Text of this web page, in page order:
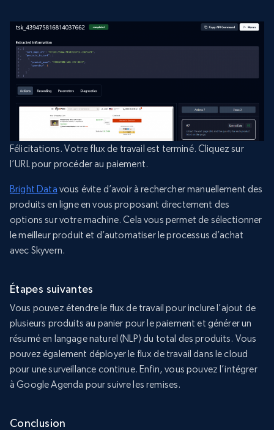
Félicitations. Votre flux de travail est terminé. Cliquez sur
l’URL pour procéder au paiement.
Bright Data vous évite d’avoir à rechercher manuellement des
produits en ligne en vous proposant directement des
options sur votre machine. Cela vous permet de sélectionner
le meilleur produit et d’automatiser le processus d’achat
avec Skyvern.
Étapes suivantes
Vous pouvez étendre le flux de travail pour inclure l’ajout de
plusieurs produits au panier pour le paiement et générer un
résumé en langage naturel (NLP) du total des produits. Vous
pouvez également déployer le flux de travail dans le cloud
pour une surveillance continue. Enfin, vous pouvez l’intégrer
à Google Agenda pour suivre les remises.
Conclusion